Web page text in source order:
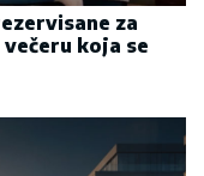
za
koja se